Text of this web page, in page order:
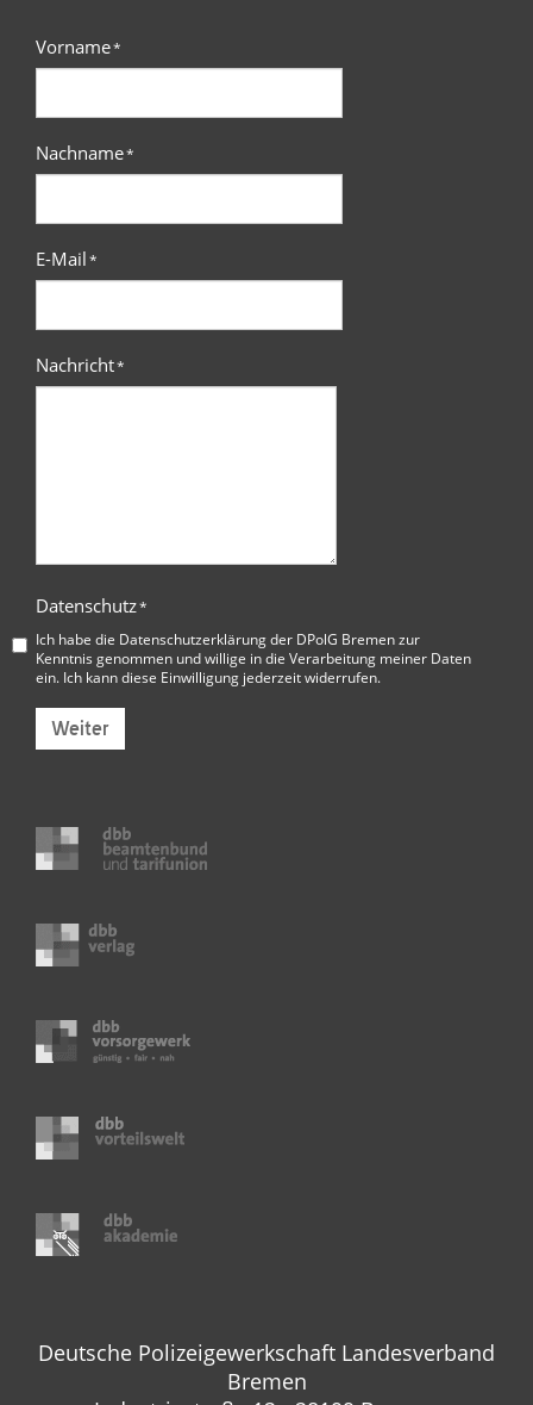
Vorname*
Nachname*
E-Mail*
Nachricht*
Datenschutz*
Ich habe die Datenschutzerklärung der DPolG Bremenzur
Kenntnis genommen und willige in die Verarbeitung meiner Daten
ein. Ich kann diese Einwilligung jederzeit widerrufen.
Weiter
Deutsche Polizeigewerkschaft Landesverband
Bremen